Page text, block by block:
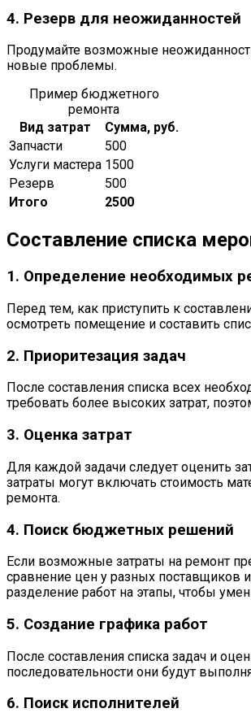
4. Резерв для неожиданностей
Продумайте возможные
новые проблемы.
Пример бюджетного
ремонта
Вид затрат
Сумма, руб.
Запчасти
500
Услуги мастера 1500
Резерв
500
Итого
2500
Составление списка
1. Определение необходимых
Перед тем, как приступить к
осмотреть помещение и составить
2. Приоритезация задач
После составления списка всех
требовать более высоких затрат,
3. Оценка затрат
Для каждой задачи следует оценить
затраты могут включать стоимость
ремонта.
4. Поиск бюджетных решений
Если возможные затраты на ремонт
сравнение цен у разных поставщиков
разделение работ на этапы, чтобы
5. Создание графика работ
После составления списка задач и
последовательности они будут
6. Поиск исполнителей